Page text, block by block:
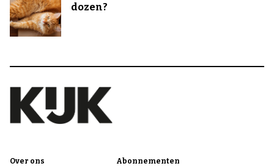
dozen?
Over ons Abonnementen